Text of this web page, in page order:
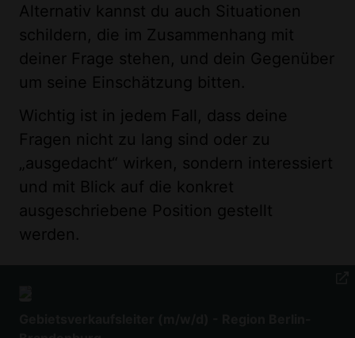
Alternativ kannst du auch Situationen
schildern, die im Zusammenhang mit
deiner Frage stehen, und dein Gegenüber
um seine Einschätzung bitten.
Wichtig ist in jedem Fall, dass deine
Fragen nicht zu lang sind oder zu
„ausgedacht“ wirken, sondern interessiert
und mit Blick auf die konkret
ausgeschriebene Position gestellt
werden.